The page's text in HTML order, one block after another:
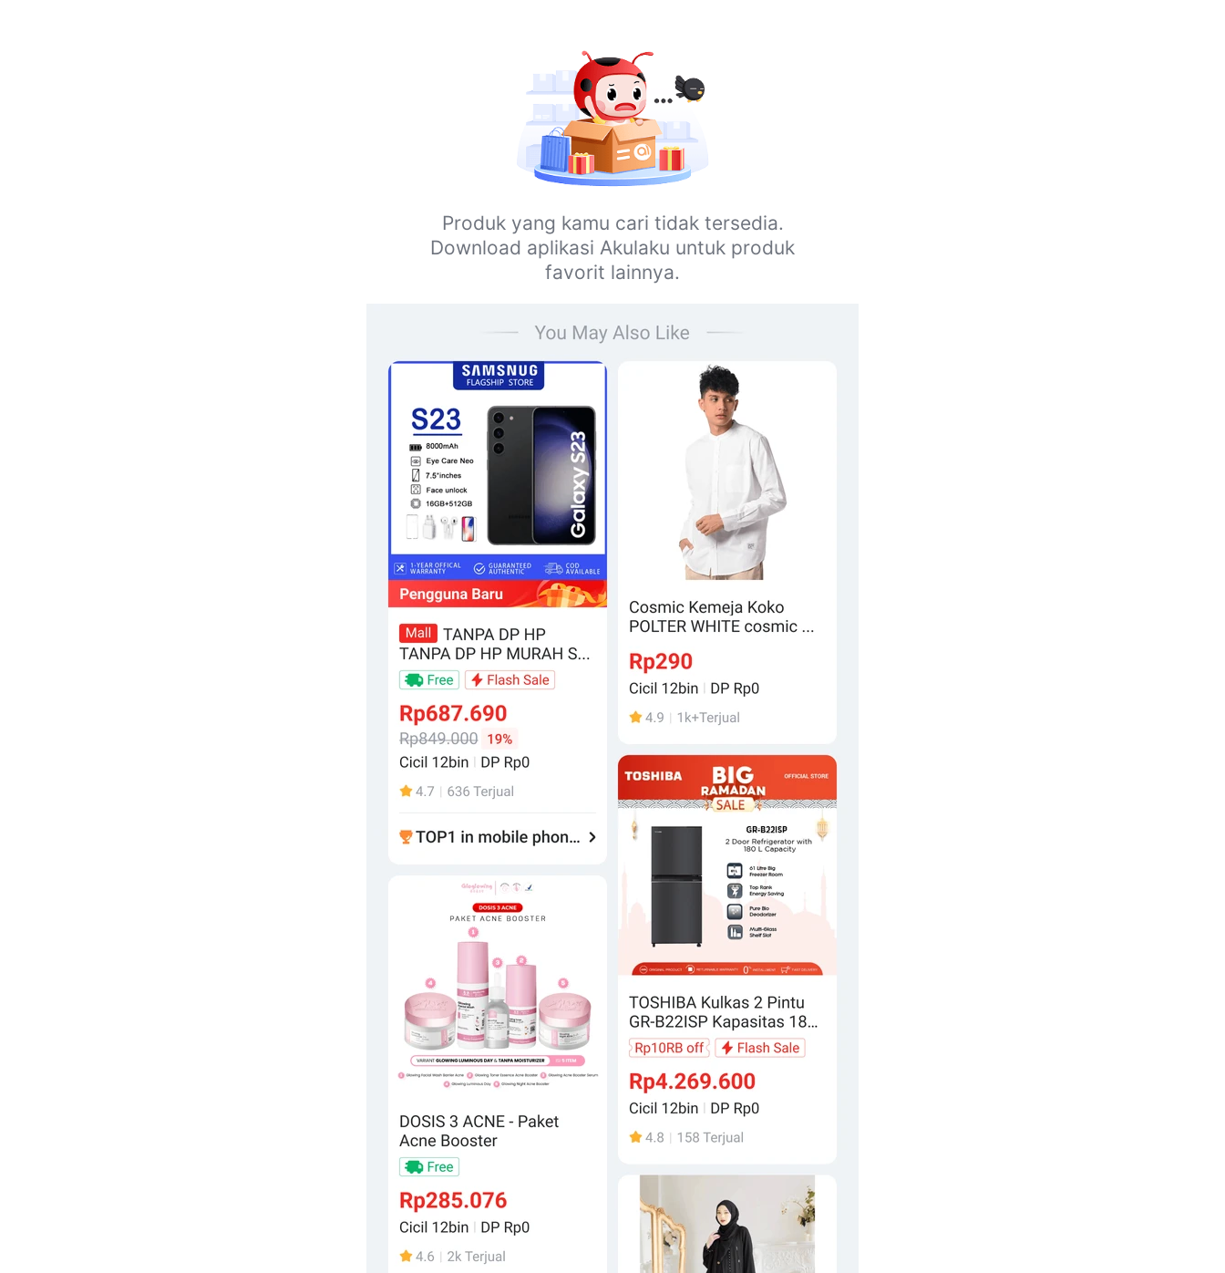
Produk yang kamu cari tidak tersedia.
Download aplikasi Akulaku untuk produk
favorit lainnya.